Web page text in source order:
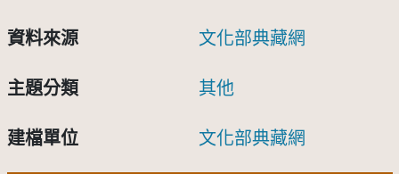
資料來源 文化部典藏網
主題分類 其他
建檔單位 文化部典藏網